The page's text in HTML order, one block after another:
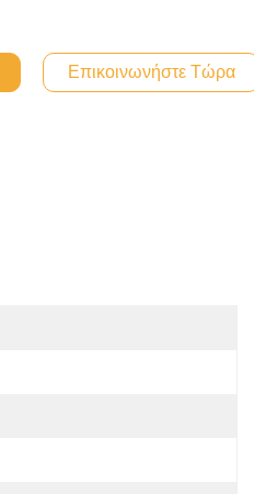
Επικοινωνήστε Τώρα